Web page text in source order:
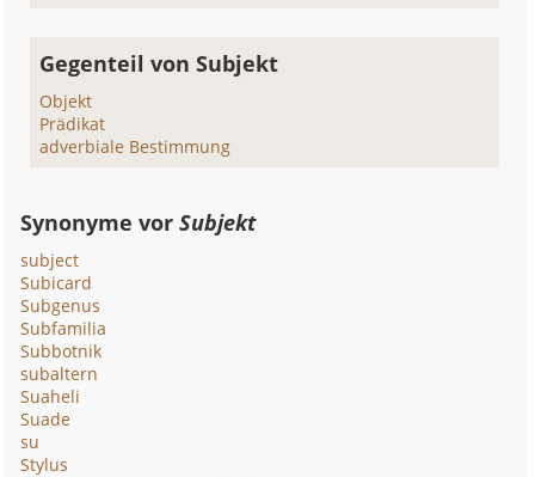
Gegenteil von Subjekt
Objekt
Prädikat
adverbiale Bestimmung
Synonyme vorSubjekt
subject
Subicard
Subgenus
Subfamilia
Subbotnik
subaltern
Suaheli
Suade
su
Stylus